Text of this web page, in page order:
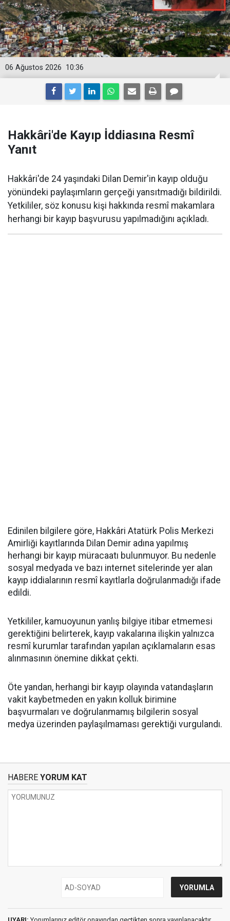
10:36
06 Ağustos 2026
Hakkâri'de Kayıp İddiasına Resmî
Yanıt
Hakkâri'de 24 yaşındaki Dilan Demir'in kayıp olduğu
yönündeki paylaşımların gerçeği yansıtmadığı bildirildi.
Yetkililer, söz konusu kişi hakkında resmî makamlara
herhangi bir kayıp başvurusu yapılmadığını açıkladı.
Edinilen bilgilere göre, Hakkâri Atatürk Polis Merkezi
Amirliği kayıtlarında Dilan Demir adına yapılmış
herhangi bir kayıp müracaatı bulunmuyor. Bu nedenle
sosyal medyada ve bazı internet sitelerinde yer alan
kayıp iddialarının resmî kayıtlarla doğrulanmadığı ifade
edildi.
Yetkililer, kamuoyunun yanlış bilgiye itibar etmemesi
gerektiğini belirterek, kayıp vakalarına ilişkin yalnızca
resmî kurumlar tarafından yapılan açıklamaların esas
alınmasının önemine dikkat çekti.
Öte yandan, herhangi bir kayıp olayında vatandaşların
vakit kaybetmeden en yakın kolluk birimine
başvurmaları ve doğrulanmamış bilgilerin sosyal
medya üzerinden paylaşılmaması gerektiği vurgulandı.
HABERE YORUM KAT